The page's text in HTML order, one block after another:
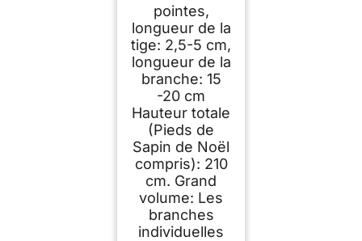
pointes,
longueur de la
tige: 2,5-5 cm,
longueur de la
branche: 15
-20 cm
Hauteur totale
(Pieds de
Sapin de Noël
compris): 210
cm. Grand
volume: Les
branches
individuelles